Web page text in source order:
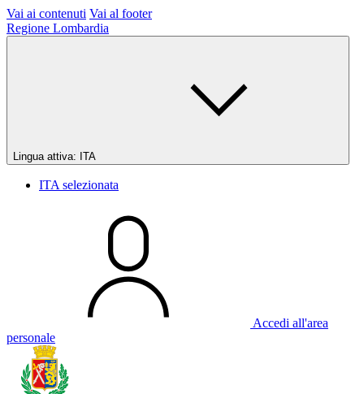
Vai ai contenuti Vai al footer
Regione Lombardia
Lingua attiva: ITA
ITA selezionata
Accedi all'area
personale